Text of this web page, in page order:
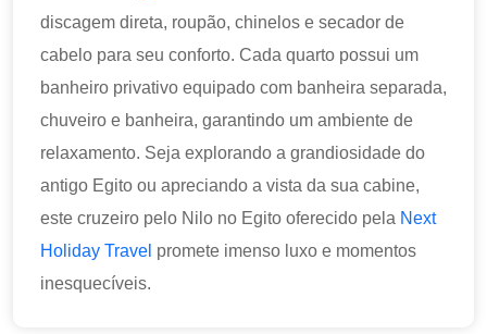
discagem direta, roupão, chinelos e secador de
cabelo para seu conforto. Cada quarto possui um
banheiro privativo equipado com banheira separada,
chuveiro e banheira, garantindo um ambiente de
relaxamento. Seja explorando a grandiosidade do
antigo Egito ou apreciando a vista da sua cabine,
este cruzeiro pelo Nilo no Egito oferecido pela Next
Holiday Travel promete imenso luxo e momentos
inesquecíveis.